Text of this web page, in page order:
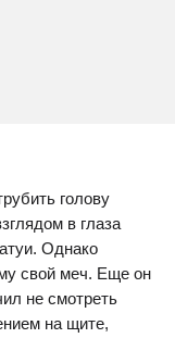
голову
в глаза
Однако
свой меч. Еще он
не смотреть
на щите,